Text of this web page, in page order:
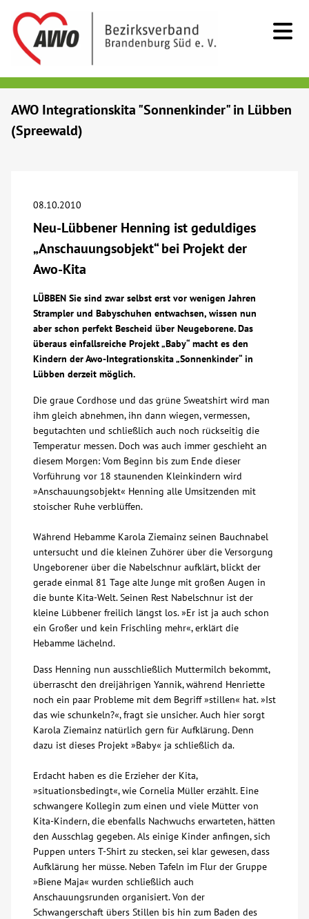
Senioren
Begegnung
Bildung
Über uns
Veranstaltungen
Spenden
Mitmachen
Karriere
Ausbildung
Glossar
Suche
Kontakt
AWO BB Süd
AWO Integrationskita "Sonnenkinder" in Lübben
(Spreewald)
08.10.2010
Neu-Lübbener Henning ist geduldiges
„Anschauungsobjekt“ bei Projekt der
Awo-Kita
LÜBBEN Sie sind zwar selbst erst vor wenigen Jahren
Strampler und Babyschuhen entwachsen, wissen nun
aber schon perfekt Bescheid über Neugeborene. Das
überaus einfallsreiche Projekt „Baby“ macht es den
Kindern der Awo-Integrationskita „Sonnenkinder“ in
Lübben derzeit möglich.
Die graue Cordhose und das grüne Sweatshirt wird man
ihm gleich abnehmen, ihn dann wiegen, vermessen,
begutachten und schließlich auch noch rückseitig die
Temperatur messen. Doch was auch immer geschieht an
diesem Morgen: Vom Beginn bis zum Ende dieser
Vorführung vor 18 staunenden Kleinkindern wird
»Anschauungsobjekt« Henning alle Umsitzenden mit
stoischer Ruhe verblüffen.
Während Hebamme Karola Ziemainz seinen Bauchnabel
untersucht und die kleinen Zuhörer über die Versorgung
Ungeborener über die Nabelschnur aufklärt, blickt der
gerade einmal 81 Tage alte Junge mit großen Augen in
die bunte Kita-Welt. Seinen Rest Nabelschnur ist der
kleine Lübbener freilich längst los. »Er ist ja auch schon
ein Großer und kein Frischling mehr«, erklärt die
Hebamme lächelnd.
Dass Henning nun ausschließlich Muttermilch bekommt,
überrascht den dreijährigen Yannik, während Henriette
noch ein paar Probleme mit dem Begriff »stillen« hat. »Ist
das wie schunkeln?«, fragt sie unsicher. Auch hier sorgt
Karola Ziemainz natürlich gern für Aufklärung. Denn
dazu ist dieses Projekt »Baby« ja schließlich da.
Erdacht haben es die Erzieher der Kita,
»situationsbedingt«, wie Cornelia Müller erzählt. Eine
schwangere Kollegin zum einen und viele Mütter von
Kita-Kindern, die ebenfalls Nachwuchs erwarteten, hätten
den Ausschlag gegeben. Als einige Kinder anfingen, sich
Puppen unters T-Shirt zu stecken, sei klar gewesen, dass
Aufklärung her müsse. Neben Tafeln im Flur der Gruppe
»Biene Maja« wurden schließlich auch
Anschauungsrunden organisiert. Von der
Schwangerschaft übers Stillen bis hin zum Baden des